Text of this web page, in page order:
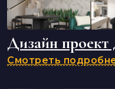
Дизайн проект
Смотреть